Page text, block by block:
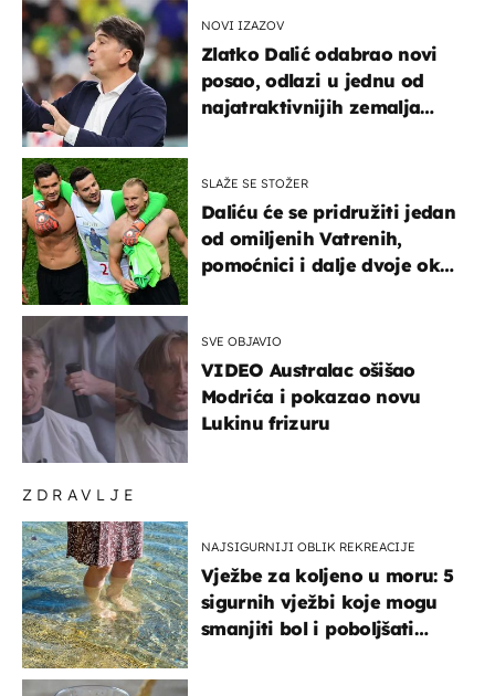
ZDRAVLJE
NAJSIGURNIJI OBLIK REKREACIJE
Vježbe za koljeno u moru: 5
sigurnih vježbi koje mogu
smanjiti bol i poboljšati
NOVI IZAZOV
Zlatko Dalić odabrao novi
posao, odlazi u jednu od
najatraktivnijih zemalja
SLAŽE SE STOŽER
Daliću će se pridružiti jedan
od omiljenih Vatrenih,
pomoćnici i dalje dvoje oko
SVE OBJAVIO
VIDEO Australac ošišao
Modrića i pokazao novu
Lukinu frizuru